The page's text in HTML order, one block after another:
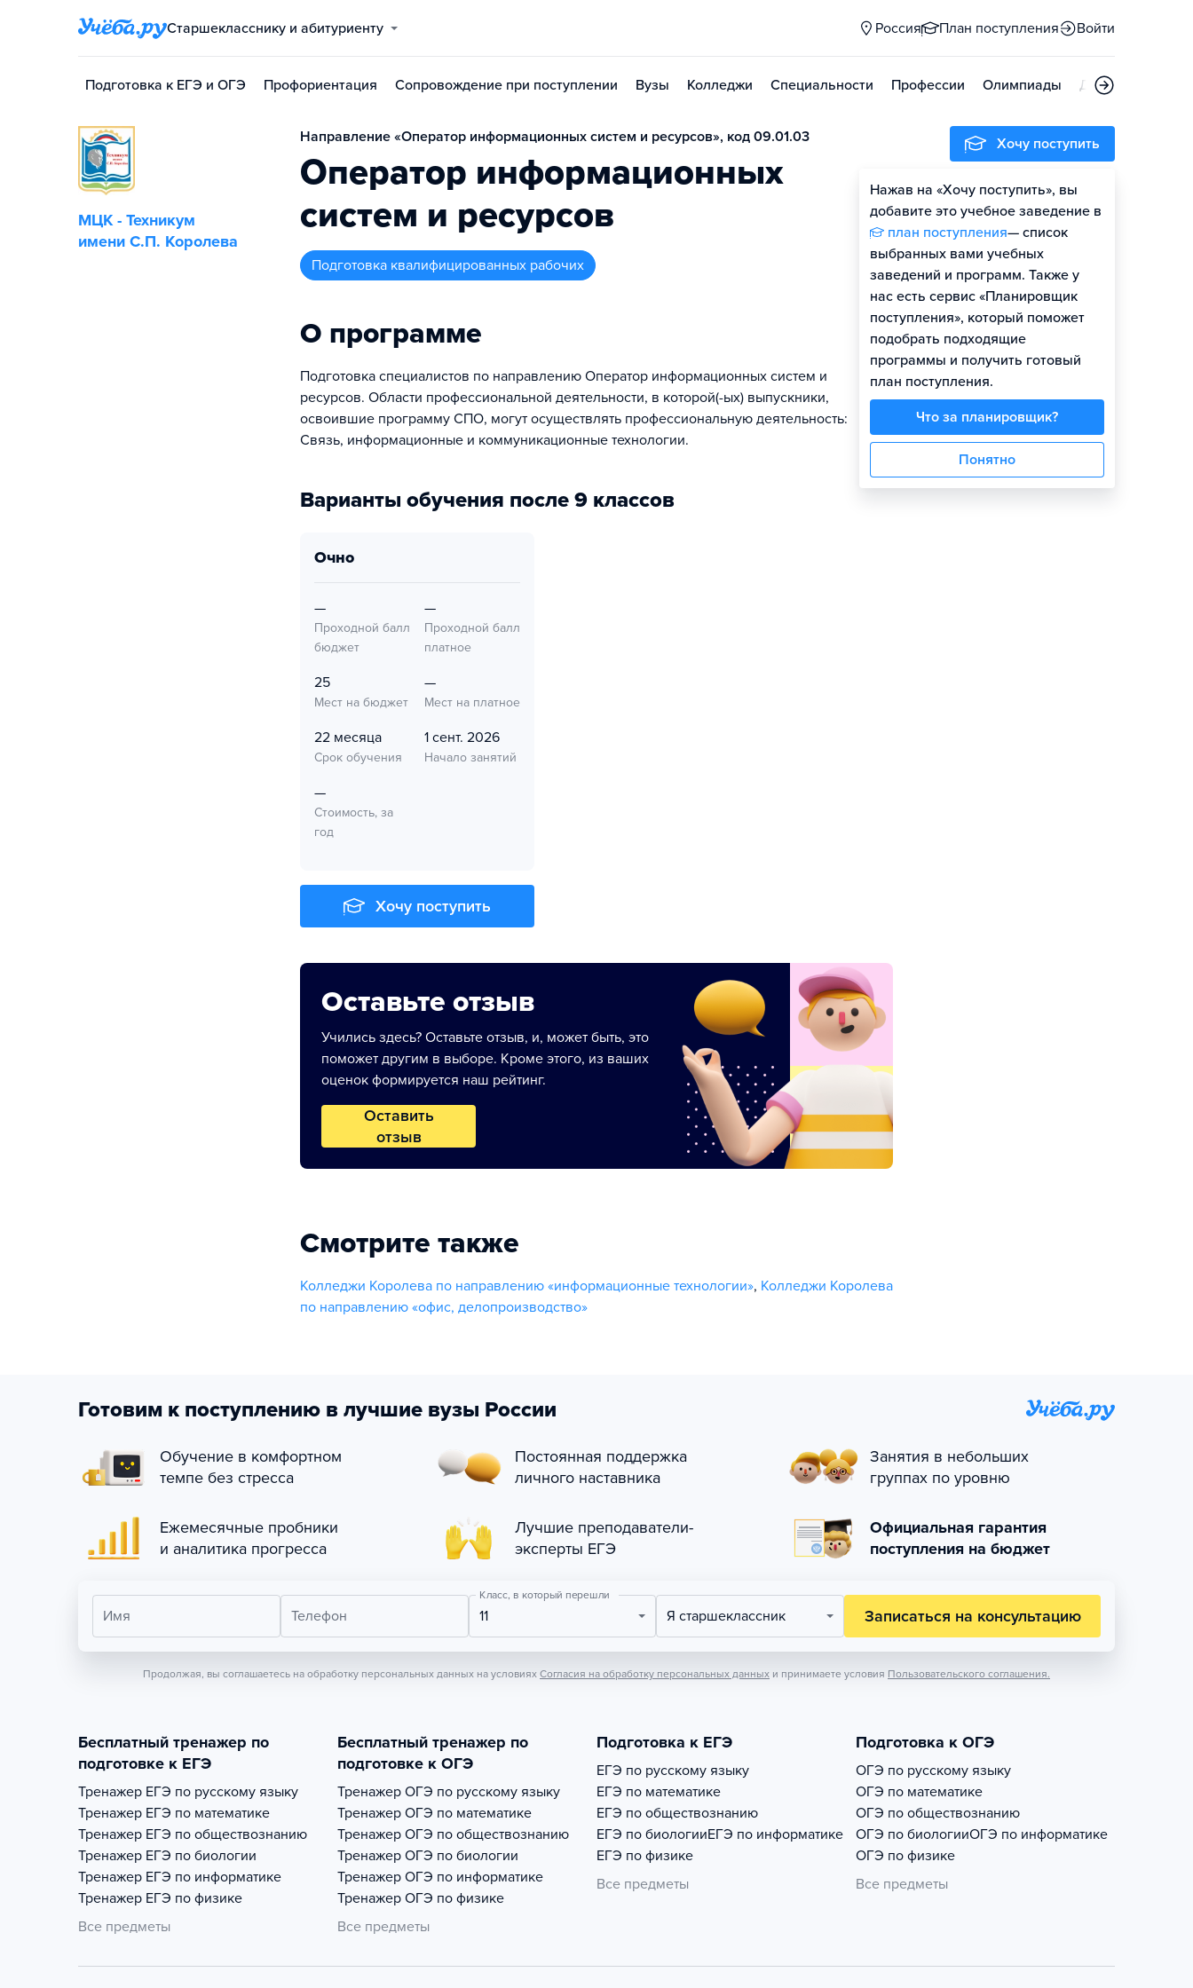
Старшекласснику и абитуриенту Россия План поступления Войти
Подготовка к ЕГЭ и ОГЭ Профориентация Сопровождение при поступлении Вузы Колледжи Специальности Профессии Олимпиады Дни открытых
МЦК - Техникум
имени С.П. Королева
Направление «Оператор информационных систем и ресурсов», код 09.01.03
Оператор информационных
систем и ресурсов
подготовка квалифицированных рабочих
О программе
Подготовка специалистов по направлению Оператор информационных систем и
ресурсов. Области профессиональной деятельности, в которой(-ых) выпускники,
освоившие программу СПО, могут осуществлять профессиональную деятельность:
Связь, информационные и коммуникационные технологии.
Варианты обучения после 9 классов
очно
—
Проходной балл
бюджет
—
Проходной балл
платное
25
Мест на бюджет
—
Мест на платное
22 месяца
Срок обучения
1 сент. 2026
Начало занятий
—
Стоимость, за
год
Хочу поступить
Оставьте отзыв
Учились здесь? Оставьте отзыв, и, может быть, это
поможет другим в выборе. Кроме этого, из ваших
оценок формируется наш рейтинг.
Оставить
отзыв
Смотрите также
Колледжи Королева по направлению «информационные технологии», Колледжи Королева
по направлению «офис, делопроизводство»
Хочу поступить
Нажав на «Хочу поступить», вы
добавите это учебное заведение в
план поступления— список
выбранных вами учебных
заведений и программ. Также у
нас есть сервис «Планировщик
поступления», который поможет
подобрать подходящие
программы и получить готовый
план поступления.
Что за планировщик?
Понятно
Готовим к поступлению в лучшие вузы России
Обучение в комфортном
темпе без стресса
Постоянная поддержка
личного наставника
Занятия в небольших
группах по уровню
Ежемесячные пробники
и аналитика прогресса
Лучшие преподаватели-
эксперты ЕГЭ
Официальная гарантия
поступления на бюджет
Имя Телефон
Класс, в который перешли
11 Я старшеклассник Записаться на консультацию
Продолжая, вы соглашаетесь на обработку персональных данных на условиях Согласия на обработку персональных данных и принимаете условия Пользовательского соглашения.
Бесплатный тренажер по
подготовке к ЕГЭ
Тренажер ЕГЭ по русскому языку
Тренажер ЕГЭ по математике
Тренажер ЕГЭ по обществознанию
Тренажер ЕГЭ по биологии
Тренажер ЕГЭ по информатике
Тренажер ЕГЭ по физике
Все предметы
Бесплатный тренажер по
подготовке к ОГЭ
Тренажер ОГЭ по русскому языку
Тренажер ОГЭ по математике
Тренажер ОГЭ по обществознанию
Тренажер ОГЭ по биологии
Тренажер ОГЭ по информатике
Тренажер ОГЭ по физике
Все предметы
Подготовка к ЕГЭ
ЕГЭ по русскому языку
ЕГЭ по математике
ЕГЭ по обществознанию
ЕГЭ по биологииЕГЭ по информатике
ЕГЭ по физике
Все предметы
Подготовка к ОГЭ
ОГЭ по русскому языку
ОГЭ по математике
ОГЭ по обществознанию
ОГЭ по биологииОГЭ по информатике
ОГЭ по физике
Все предметы